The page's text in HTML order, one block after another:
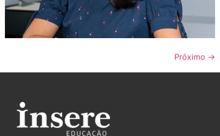
Próximo →